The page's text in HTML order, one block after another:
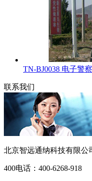
TN-BJ0038 电子警
联系我们
北京智远通纳科技有限公
400电话： 400-6268-918